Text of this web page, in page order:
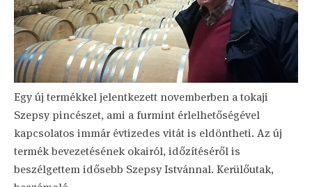
Egy új termékkel jelentkezett novemberben a tokaji
Szepsy pincészet, ami a furmint érlelhetőségével
kapcsolatos immár évtizedes vitát is eldöntheti. Az új
termék bevezetésének okairól, időzítéséről is
beszélgettem idősebb Szepsy Istvánnal. Kerülőutak,